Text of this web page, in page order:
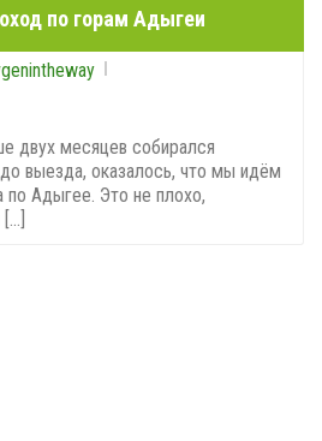
по горам Адыгеи
двух месяцев собирался
выезда, оказалось, что мы идём
по Адыгее. Это не плохо,